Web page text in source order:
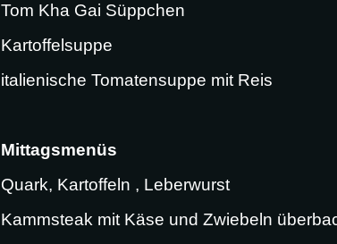
Tom Kha Gai Süppchen
Kartoffelsuppe
italienische Tomatensuppe mit Reis
Mittagsmenüs
Quark, Kartoffeln , Leberwurst
Kammsteak mit Käse und Zwiebeln